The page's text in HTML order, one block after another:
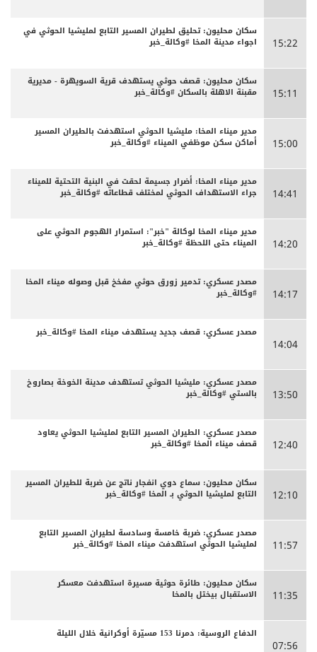
15:22
سكان محليون: تحليق لطيران المسير التابع لمليشيا الحوثي في
اجواء مدينة المخا #وكالة_خبر
15:11
سكان محليون: قصف حوثي يستهدف قرية السويهرة - مديرية
مقبنة الاهلة بالسكان #وكالة_خبر
15:00
مدير ميناء المخا: مليشيا الحوثي استهدفت بالطيران المسير
أماكن سكن موظفي الميناء #وكالة_خبر
14:41
مدير ميناء المخا: أضرار جسيمة لحقت في البنية التحتية للميناء
جراء الاستهداف الحوثي لمختلف قطاعاته #وكالة_خبر
14:20
مدير ميناء المخا لوكالة "خبر": استمرار الهجوم الحوثي على
الميناء حتى اللحظة #وكالة_خبر
14:17
مصدر عسكري: تدمير زورق حوثي مفخخ قبل وصوله ميناء المخا
#وكالة_خبر
14:04
مصدر عسكري: قصف جديد يستهدف ميناء المخا #وكالة_خبر
13:50
مصدر عسكري: مليشيا الحوثي تستهدف مدينة الخوخة بصاروخ
بالستي #وكالة_خبر
12:40
مصدر عسكري: الطيران المسير التابع لمليشيا الحوثي يعاود
قصف ميناء المخا #وكالة_خبر
12:10
سكان محليون: سماع دوي انفجار ناتج عن ضربة للطيران المسير
التابع لمليشيا الحوثي بـ المخا #وكالة_خبر
11:57
مصدر عسكري: ضربة خامسة وسادسة لطيران المسير التابع
لمليشيا الحوثي استهدفت ميناء المخا #وكالة_خبر
11:35
سكان محليون: طائرة حوثية مسيرة استهدفت معسكر
الاستقبال بيختل بالمخا
07:56
الدفاع الروسية: دمرنا 153 مسيّرة أوكرانية خلال الليلة